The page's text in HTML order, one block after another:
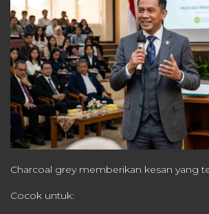
Charcoal grey memberikan kesan yang
Cocok untuk: